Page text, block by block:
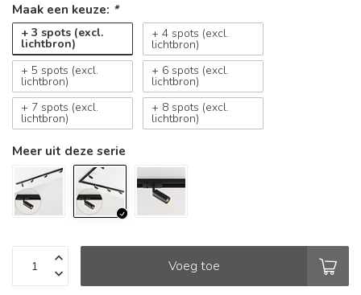
Maak een keuze: *
+ 3 spots (excl.
lichtbron)
+ 4 spots (excl.
lichtbron)
+ 5 spots (excl.
lichtbron)
+ 6 spots (excl.
lichtbron)
+ 7 spots (excl.
lichtbron)
+ 8 spots (excl.
lichtbron)
Meer uit deze serie
Voeg toe